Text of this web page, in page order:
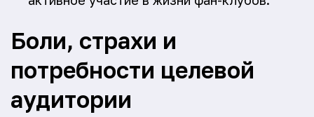
Боли, страхи и
потребности целевой
аудитории